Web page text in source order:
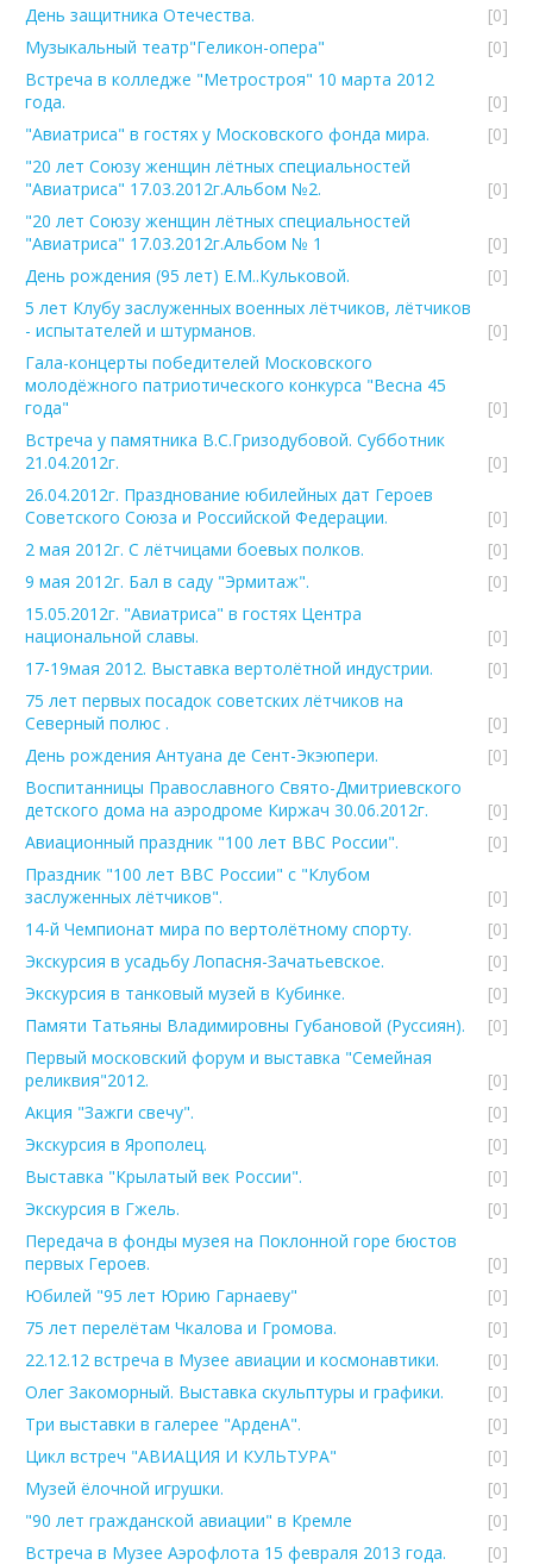
День защитника Отечества.
[0]
Музыкальный театр"Геликон-опера"
[0]
Встреча в колледже "Метростроя" 10 марта 2012
года.
[0]
"Авиатриса" в гостях у Московского фонда мира.
[0]
"20 лет Союзу женщин лётных специальностей
"Авиатриса" 17.03.2012г.Альбом №2.
[0]
"20 лет Союзу женщин лётных специальностей
"Авиатриса" 17.03.2012г.Альбом № 1
[0]
День рождения (95 лет) Е.М..Кульковой.
[0]
5 лет Клубу заслуженных военных лётчиков, лётчиков
- испытателей и штурманов.
[0]
Гала-концерты победителей Московского
молодёжного патриотического конкурса "Весна 45
года"
[0]
Встреча у памятника В.С.Гризодубовой. Субботник
21.04.2012г.
[0]
26.04.2012г. Празднование юбилейных дат Героев
Советского Союза и Российской Федерации.
[0]
2 мая 2012г. С лётчицами боевых полков.
[0]
9 мая 2012г. Бал в саду "Эрмитаж".
[0]
15.05.2012г. "Авиатриса" в гостях Центра
национальной славы.
[0]
17-19мая 2012. Выставка вертолётной индустрии.
[0]
75 лет первых посадок советских лётчиков на
Северный полюс .
[0]
День рождения Антуана де Сент-Экэюпери.
[0]
Воспитанницы Православного Свято-Дмитриевского
детского дома на аэродроме Киржач 30.06.2012г.
[0]
Авиационный праздник "100 лет ВВС России".
[0]
Праздник "100 лет ВВС России" с "Клубом
заслуженных лётчиков".
[0]
14-й Чемпионат мира по вертолётному спорту.
[0]
Экскурсия в усадьбу Лопасня-Зачатьевское.
[0]
Экскурсия в танковый музей в Кубинке.
[0]
Памяти Татьяны Владимировны Губановой (Руссиян).
[0]
Первый московский форум и выставка "Семейная
реликвия"2012.
[0]
Акция "Зажги свечу".
[0]
Экскурсия в Ярополец.
[0]
Выставка "Крылатый век России".
[0]
Экскурсия в Гжель.
[0]
Передача в фонды музея на Поклонной горе бюстов
первых Героев.
[0]
Юбилей "95 лет Юрию Гарнаеву"
[0]
75 лет перелётам Чкалова и Громова.
[0]
22.12.12 встреча в Музее авиации и космонавтики.
[0]
Олег Закоморный. Выставка скульптуры и графики.
[0]
Три выставки в галерее "АрденА".
[0]
Цикл встреч "АВИАЦИЯ И КУЛЬТУРА"
[0]
Музей ёлочной игрушки.
[0]
"90 лет гражданской авиации" в Кремле
[0]
Встреча в Музее Аэрофлота 15 февраля 2013 года.
[0]